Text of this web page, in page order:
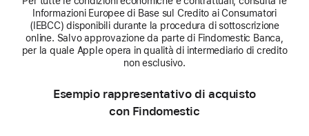
Informazioni Europee di Base sul Credito ai Consumatori
(IEBCC) disponibili durante la procedura di sottoscrizione
online. Salvo approvazione da parte di Findomestic Banca,
per la quale Apple opera in qualità di intermediario di credito
non esclusivo.
Esempio rappresentativo di acquisto
con Findomestic